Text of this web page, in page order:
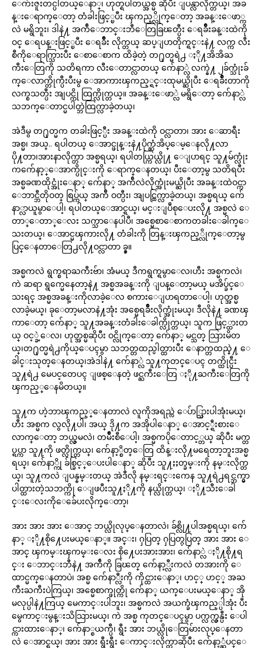
ေက်းဇူးတင္ပါတယ္ေနာ္၊ ဟုတ္ရပါတယ္အစ္မ ဆိုပီး ျပန္လာလိုက္တယ္၊ အခ
န္းေရာက္ေတာ့ တံခါးဖြင့္ၿပီး ၾကည့္လိုက္ေတာ့ အခန္းေဖာ္က
လဲ မရွိဘူး၊ ဒါနဲ႔ အက်ီေဘာင္းဘီေတြခြၽတ္ပီး ေရခ်ိဳးခန္းထဲကို
ဝင္ ေရပန္းဖြင့္ၿပီး ေရခ်ိဳး လိုက္တယ္ ဆပ္ျပာတိုက္ရင္းနဲ႔ လက္က လီး
စီကိုေရာက္သြားပီး ေစာေစာက ထိခဲ့တဲ့ တ႐ုတ္မရဲ႕ ႏို႔အိအိႀ
ကီးေတြကို သတိရကာ လီးေတာင္လာတယ္ က်ေနာ္လဲ လက္နဲ႔ ၂ခ်က္သုံးခ်
က္ေလာက္တိုက္ပီးပီးမွ ေအာကားၾကည့္ရင္းထုမယ္ဆိုပီး ေရခ်ိဳးတာကို
လက္စသတ္ပီး အျပင္ကို ထြက္လိုက္တယ္။ အခန္းေဖာ္လဲ မရွိေတာ့ က်ေနာ္လဲ
သဘက္ေတာင္မပါတ္ဘဲထြက္လာခဲ့တယ္၊
အဲဒီမွ တ႐ုတ္မက တခါးဖြင့္ပီး အခန္းထဲကို ဝင္လာတာ၊ အား ေဆာရီး
အစ္မ၊ အယ္.. ရပါတယ္ ေအာင္ဖုန္းနဲ႔ပိုက္ဆံအိပ္ေမ့ေနလို႔လာ
ပို႔တာ၊အားနာလိုက္တာ အစ္မရယ္၊ ရပါတယ္ကြယ္လို႔ ေျပာရင္ သူ႔မ်က္လုံး
ကက်ေနာ့္ေအာက္ပိုင္းကို ေရာက္ေနတယ္၊ ပီးေတာ့မွ သတိရပီး
အစ္မခဏထိုင္အုံးေနာ္ က်ေနာ္ အက်ီလဲလိုက္အုံးမယ္ဆိုပီး အခန္းထဲဝင္ကာ
ေဘာင္ဘီတိုဝတ္ စြပ္က်ယ္ အက်ီ ဝတ္ပီး၊ အျပင္ထြက္လာခဲ့တယ္၊ အစ္မရယ္ က်ေ
နာ္လာယူမွာေပါ့၊ ရပါတယ္ေအာင္ရယ္၊ မင္းျပဳစုေပးလို႔ အစ္မလဲ ေ
တာ္ေတာ္ေလး သက္သာေနပါပီ၊ အစ္မေစာေစာကတခါးေခါက္ေ
သးတယ္၊ ေအာင္မၾကားလို႔ တံခါးကို တြန္းၾကည့္လိုက္ေတာ့မွ
ပြင္ေနတာေတြ႕လို႔ဝင္လာတာ ခ္ခ္။
အစ္မကလဲ ရွက္စရာႀကီးဗ်ာ၊ အံမယ္ ဒီကရွက္ရမွာေလ၊ဟီး အစ္မကလဲ၊
ကဲ ဆရာ ရွက္မေနေတာ့နဲ႔ အစ္မအခန္းကို ျပန္ေတာ့မယ္ မအိပ္ခ်င္ေ
သးရင္ အစ္မအခန္းကိုလာခဲ့ေလ စကားေျပာရတာေပါ့၊ ဟုတ္အစ္မ
လာခဲ့မယ္၊ ခုေတာ့မလာနဲ႔အုံး အစ္မေရခ်ိဳးလိုက္အုံးမယ္၊ ဒီလိုနဲ႔ ခဏၾ
ကာေတာ့ က်ေနာ္ သူ႔အခန္းတံခါးေခါက္လိုက္တယ္၊ သူက ဖြင့္ထားတ
ယ္ ဝင့္ခဲ့ေလ၊ ဟုတ္အစ္မဆိုပီး ဝင္လိုက္ေတာ့ က်ေနာ္ မင္သတ္ သြားမိတ
ယ္၊တ႐ုတ္မရဲ႕ကိုယ္ေပၚမွာ သဘတ္တထည္ပါတ္ထားပီး ေနာက္တထည္နဲ႔ ေ
ခါင္းသုတ္ေနတယ္၊အဲဒါနဲ႔ က်ေနာ္လဲ သူ႔ကုတင္ေပၚ တက္ထိုင္ပီး
သူ႔ရဲ႕ မေပၚ့တေပၚ ျဖစ္ေနတဲ့ ဖင္ႀကီးေတြ ႏို႔ႀကီးေတြကို
ၾကည့္ေနမိတယ္။
သူ႔က ဟဲ့ဘာၾကည့္ေနတာလဲ လူကိုအရည္လဲ ေပ်ာ္သြားပါအုံးမယ္၊
ဟီး အစ္မက လွလို႔ပါ၊ အယ္ ဒို႔က အအိုပါေနာ္ ေအာင့္ရီးစားေ
လာက္ေတာ့ ဘယ္လွမလဲ၊ တမ်ိဳးစီေပါ့၊ အစ္မကပိုေတာင့္တယ္ ဆိုပီး မက္တ
ပ္ရပ္ကာ သူ႔ကို ဖတ္လိုက္တယ္၊ က်ေနာ့္စိတ္ေတြ ထိန္းလို႔မရေတာ့ဘူးအစ္မ
ရယ္၊ က်ေနာ္ကို ခ်စ္ခြင့္ေပးပါေနာ္ ဆိုပီး သူ႔ႏႈတ္ခမ္းကို နမ္းလိုက္တ
ယ္၊ သူ႔ကလဲ ျပန္နမ္းတယ္ အဲဒီလို နမ္းရင္းကေန သူ႔ရဲ႕ရင္ဘက္မွာ
ပါတ္ထားတဲ့သဘက္ကို ေျဖပီးသူ႔ႏို႔ကို နယ္လိုက္တယ္၊ ႏို႔သီးေခါ
င္းေလးကိုေခ်ေပးလိုက္ေတာ့၊
အား အား အား ေအာင္ ဘယ္လိုလုပ္ေနတာလဲ၊ ခ်စ္လို႔ပါအစ္မရယ္၊ က်ေ
နာ္ ႏို႔စို႔ေပးမယ္ေနာ္။ အင္း၊ ႁပြတ္ ႁပြတ္ႁပြတ္ အား အား ေ
အာင္ ၾကမ္းၾကမ္းေလး စို႔ေပးအားအား၊ က်ေနာ္လဲ ႏို႔စို႔ရ
င္း ေဘာင္းဘီနဲ႔ အက်ီကို ခြၽတ္ က်ေနာ့္လီးကလဲ တအားကို ေ
ထာင္မက္ေနတာပဲ၊ အစ္မ က်ေနာ္လီးကို ကိုင္ထားေနာ္၊ ဟင့္ ဟင့္ အႀ
ကီးႀကီးပဲကြယ္၊ အစ္မေစာက္ဖုတ္ကို က်ေနာ္ ယက္ေပးမယ္ေနာ္ အို
မလုပ္ပါနဲ႔ကြယ္ မေကာင္းပါဘူး၊ အစ္မကလဲ အယက္ခံၾကည့္ပါအုံး ပီး
မွေကာင္းမွန္းသိသြားမယ္၊ ကဲ အစ္မ ကုတင္ေပၚမွာ ပက္လက္လွန္ပီး ေပါ
င္ကားထားေနာ္၊ က်ေနာ္စယက္ပီ၊ ရွီး အား ဘယ္လိုေတြမ်ားလုပ္ေနတာ
လဲ ေအာင္ရယ္၊ အား အား ရွီးရွီး ေကာင္းလိုက္တာဆိုပီး က်ေနာ့္ဆံပင္ေ